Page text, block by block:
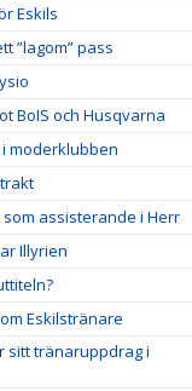
Eskils
”lagom” pass
BoIS och Husqvarna
moderklubben
assisterande i Herr
Illyrien
Eskilstränare
sitt tränaruppdrag i